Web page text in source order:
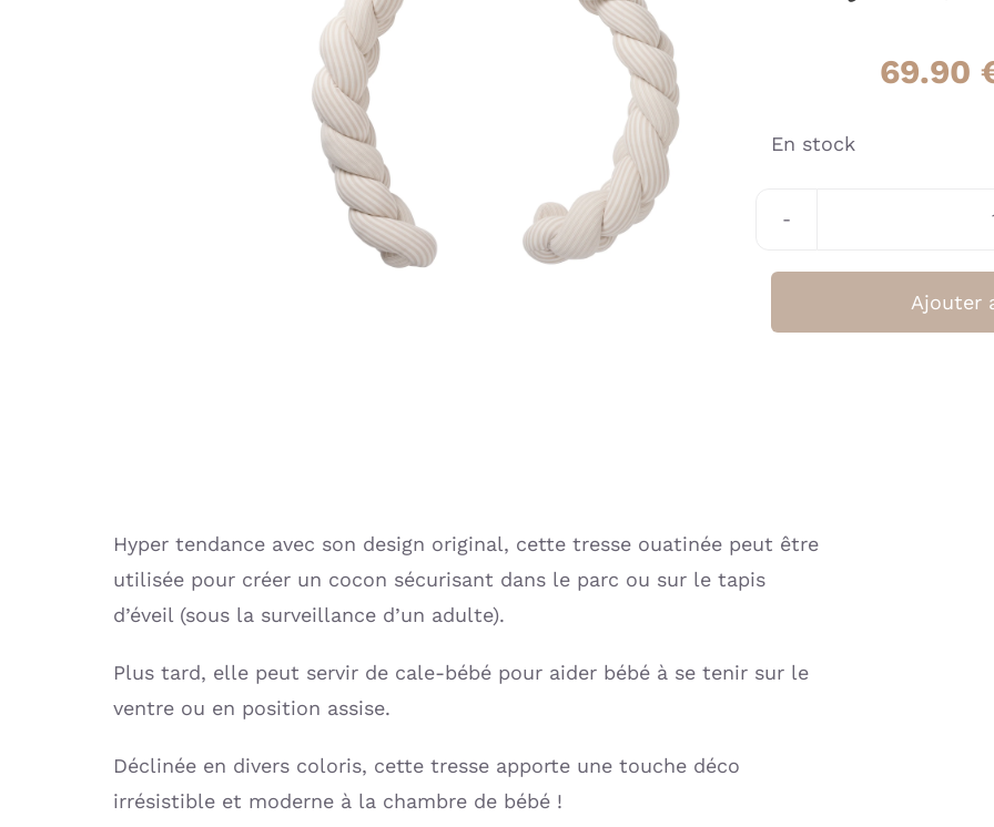
69.90
En stock
Ajouter
Hyper tendance avec son design original, cette tresse ouatinée peut être
utilisée pour créer un cocon sécurisant dans le parc ou sur le tapis
d’éveil (sous la surveillance d’un adulte).
Plus tard, elle peut servir de cale-bébé pour aider bébé à se tenir sur le
ventre ou en position assise.
Déclinée en divers coloris, cette tresse apporte une touche déco
irrésistible et moderne à la chambre de bébé !